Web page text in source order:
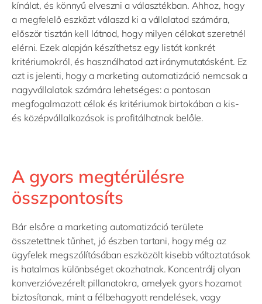
kínálat, és könnyű elveszni a választékban. Ahhoz, hogy
a megfelelő eszközt válaszd ki a vállalatod számára,
először tisztán kell látnod, hogy milyen célokat szeretnél
elérni. Ezek alapján készíthetsz egy listát konkrét
kritériumokról, és használhatod azt iránymutatásként. Ez
azt is jelenti, hogy a marketing automatizáció nemcsak a
nagyvállalatok számára lehetséges: a pontosan
megfogalmazott célok és kritériumok birtokában a kis-
és középvállalkozások is profitálhatnak belőle.
A gyors megtérülésre
összpontosíts
Bár elsőre a marketing automatizáció területe
összetettnek tűnhet, jó észben tartani, hogy még az
ügyfelek megszólításában eszközölt kisebb változtatások
is hatalmas különbséget okozhatnak. Koncentrálj olyan
konverzióvezérelt pillanatokra, amelyek gyors hozamot
biztosítanak, mint a félbehagyott rendelések, vagy